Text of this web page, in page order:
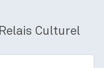
Culturel